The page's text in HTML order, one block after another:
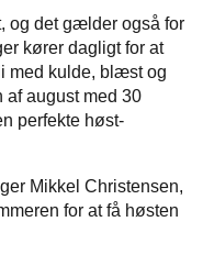
og det gælder også for
kører dagligt for at
med kulde, blæst og
af august med 30
perfekte høst-
Mikkel Christensen,
for at få høsten